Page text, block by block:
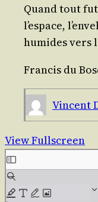
Quand tout
l’es­pace,
humides vers
Fran­cis du
Vincent
View Fullscreen